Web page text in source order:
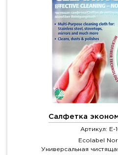
Салфетка
Артикул: E-
Ecolabel
Универсальная